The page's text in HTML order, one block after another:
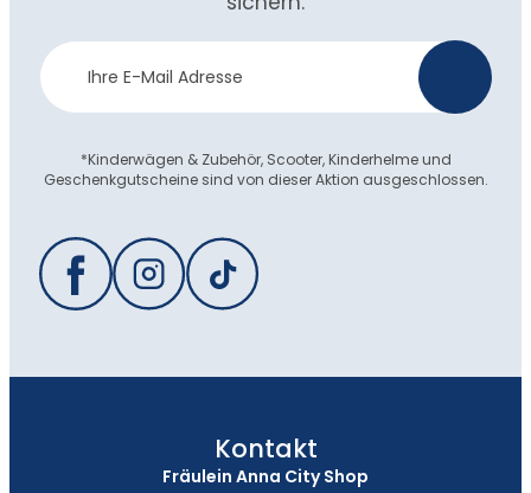
Newsletter
Anmeldung
*Kinderwägen & Zubehör, Scooter, Kinderhelme und
Geschenkgutscheine sind von dieser Aktion ausgeschlossen.
Kontakt
Fräulein Anna City Shop